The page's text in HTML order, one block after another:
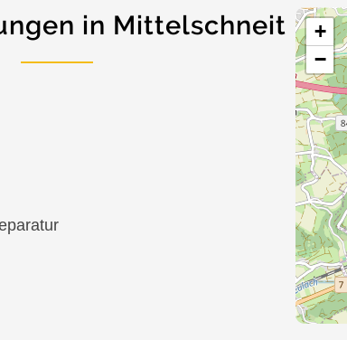
in Mittelschneit
+
−